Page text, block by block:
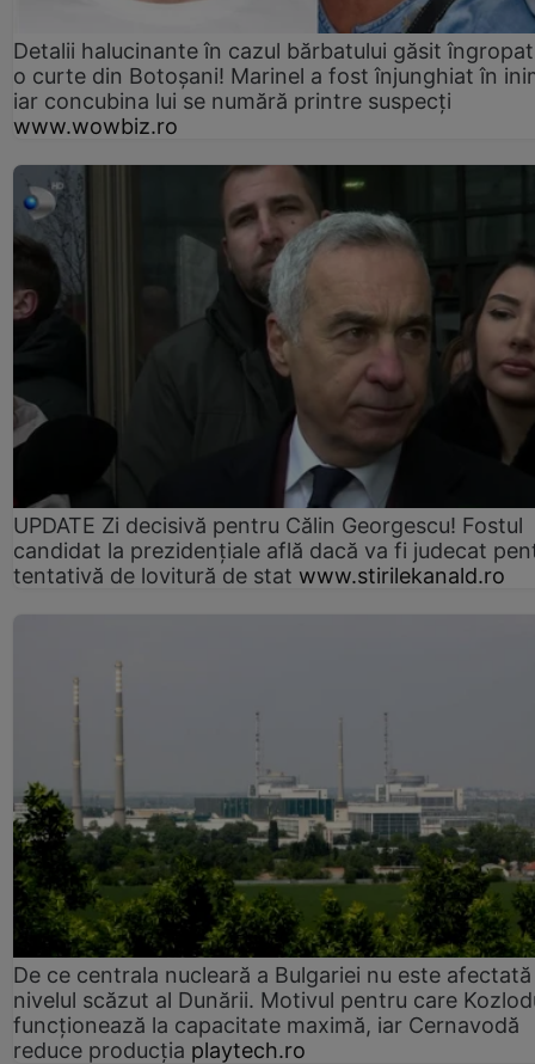
Detalii halucinante în cazul bărbatului găsit
o curte din Botoșani! Marinel a fost înjunghiat în
iar concubina lui se numără printre suspecți
www.wowbiz.ro
UPDATE Zi decisivă pentru Călin Georgescu! Fostul
candidat la prezidențiale află dacă va fi judecat
tentativă de lovitură de stat www.stirilekanald.ro
De ce centrala nucleară a Bulgariei nu este
nivelul scăzut al Dunării. Motivul pentru care
funcționează la capacitate maximă, iar Cernavodă
reduce producția playtech.ro